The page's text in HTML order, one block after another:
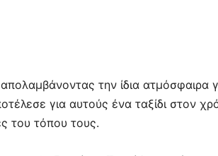
την ίδια ατμόσφαιρα
για αυτούς ένα ταξίδι στον
του τόπου τους.